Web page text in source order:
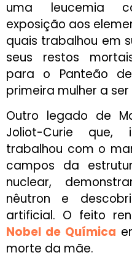
uma leucemia
exposição aos
quais trabalhou em
seus restos
para o Panteão
primeira mulher a
Outro legado de
Joliot-Curie que,
trabalhou com o
campos da
nuclear,
nêutron e
artificial. O feito
Nobel de Química
morte da mãe.